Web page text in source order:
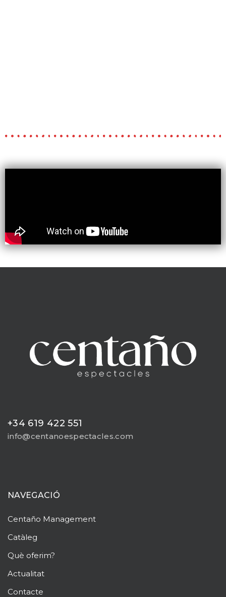
+34 619 422 551
info@centanoespectacles.com
NAVEGACIÓ
Centaño Management
Catàleg
Què oferim?
Actualitat
Contacte